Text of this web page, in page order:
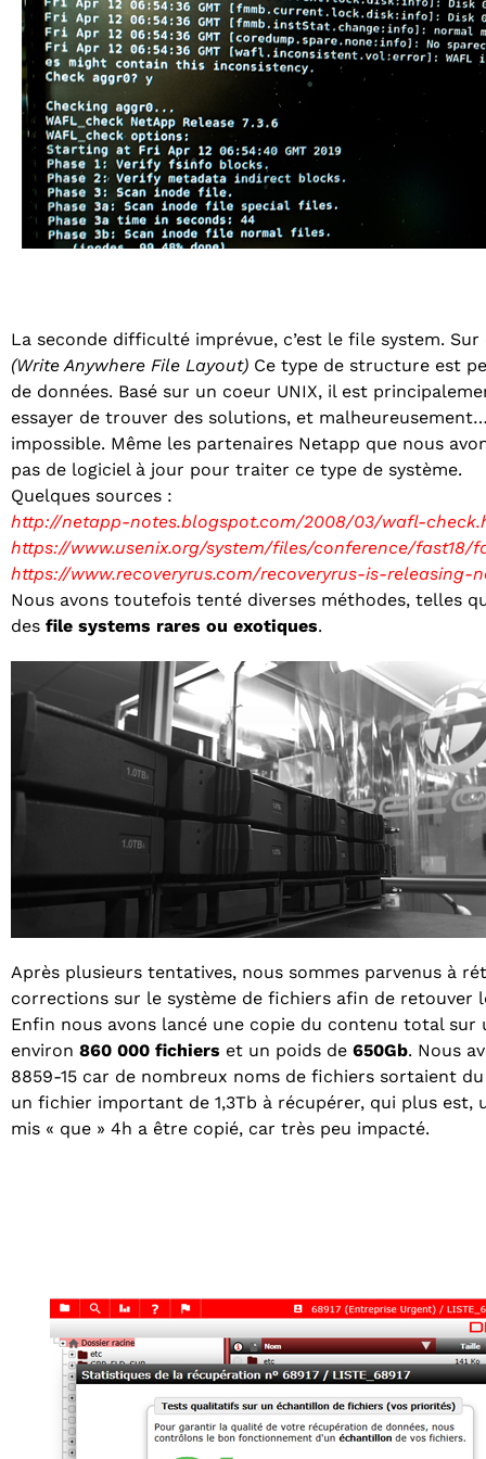
La seconde difficulté imprévue, c’est le file system.
(Write Anywhere File Layout) Ce type de structure est
de données. Basé sur un coeur UNIX, il est
essayer de trouver des solutions, et
impossible. Même les partenaires Netapp que nous
pas de logiciel à jour pour traiter ce type de système.
Quelques sources :
http://netapp-notes.blogspot.com/2008/03/wafl-
https://www.usenix.org/system/files/conference/fast18/
https://www.recoveryrus.com/recoveryrus-is-
Nous avons toutefois tenté diverses méthodes, telles
des file systems rares ou exotiques.
Après plusieurs tentatives, nous sommes parvenus à
corrections sur le système de fichiers afin de retouver
Enfin nous avons lancé une copie du contenu total sur
environ 860 000 fichiers et un poids de 650Gb. Nous
8859-15 car de nombreux noms de fichiers sortaient
un fichier important de 1,3Tb à récupérer, qui plus
mis « que » 4h a être copié, car très peu impacté.